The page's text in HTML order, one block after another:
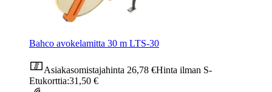
Bahco avokelamitta 30 m LTS-30
Asiakasomistajahinta 26,78 €Hinta ilman S-
Etukorttia:31,50 €